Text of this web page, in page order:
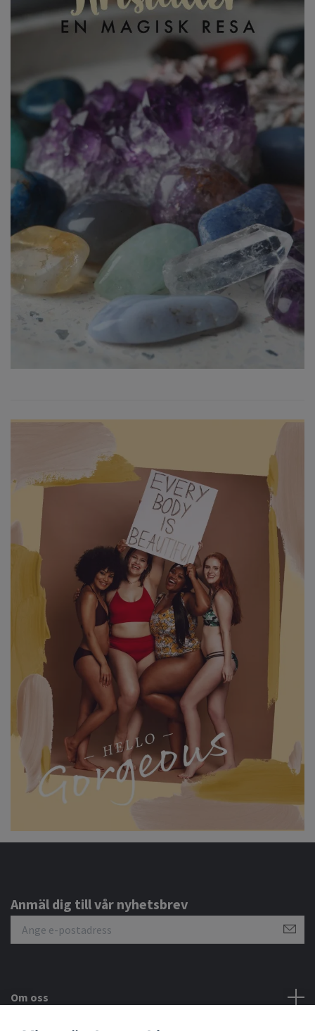
Anmäl dig till vår nyhetsbrev
Om oss